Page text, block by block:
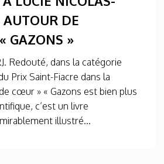
DE
GAZONS »
Redouté, dans la catégorie
Prix Saint-Fiacre dans la
cœur » « Gazons est bien plus
c’est un livre
illustré...